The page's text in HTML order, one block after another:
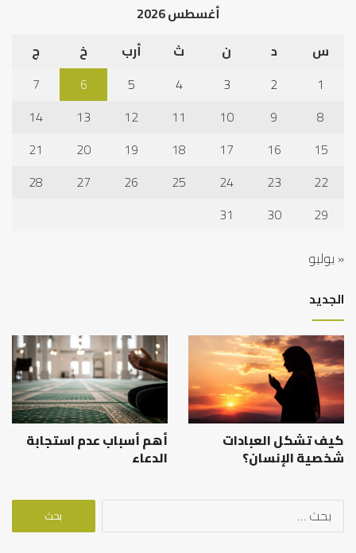
أغسطس 2026
س
د ن ث أرب خ
ج
1
2
3
4
5
6
7
8
9
10
11
12
13
14
15
16
17
18
19
20
21
22
23
24
25
26
27
28
29
30
31
« يوليو
الجديد
كيف تشكل العبادات
شخصية الإنسان؟
أهم أسباب عدم استجابة
الدعاء
البحث